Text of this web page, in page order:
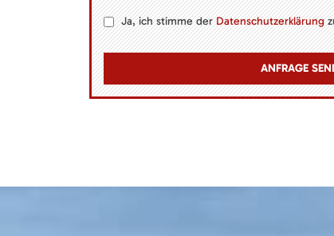
Ja, ich stimme derDatenschutzerklärung